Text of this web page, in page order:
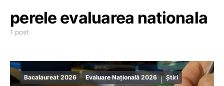
perele evaluarea nationala
1 post
Bacalaureat 2026 Evaluare Națională 2026 Știri